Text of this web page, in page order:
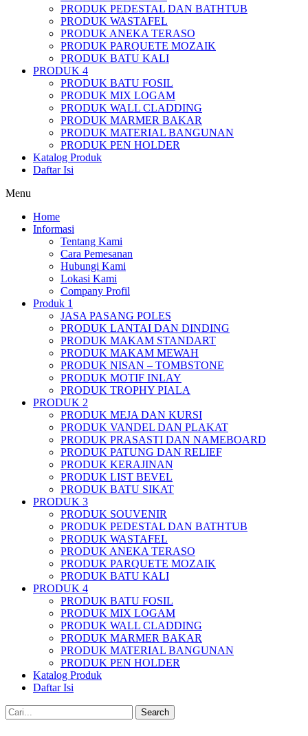
PRODUK PEDESTAL DAN BATHTUB
PRODUK WASTAFEL
PRODUK ANEKA TERASO
PRODUK PARQUETE MOZAIK
PRODUK BATU KALI
PRODUK 4
PRODUK BATU FOSIL
PRODUK MIX LOGAM
PRODUK WALL CLADDING
PRODUK MARMER BAKAR
PRODUK MATERIAL BANGUNAN
PRODUK PEN HOLDER
Katalog Produk
Daftar Isi
Menu
Home
Informasi
Tentang Kami
Cara Pemesanan
Hubungi Kami
Lokasi Kami
Company Profil
Produk 1
JASA PASANG POLES
PRODUK LANTAI DAN DINDING
PRODUK MAKAM STANDART
PRODUK MAKAM MEWAH
PRODUK NISAN – TOMBSTONE
PRODUK MOTIF INLAY
PRODUK TROPHY PIALA
PRODUK 2
PRODUK MEJA DAN KURSI
PRODUK VANDEL DAN PLAKAT
PRODUK PRASASTI DAN NAMEBOARD
PRODUK PATUNG DAN RELIEF
PRODUK KERAJINAN
PRODUK LIST BEVEL
PRODUK BATU SIKAT
PRODUK 3
PRODUK SOUVENIR
PRODUK PEDESTAL DAN BATHTUB
PRODUK WASTAFEL
PRODUK ANEKA TERASO
PRODUK PARQUETE MOZAIK
PRODUK BATU KALI
PRODUK 4
PRODUK BATU FOSIL
PRODUK MIX LOGAM
PRODUK WALL CLADDING
PRODUK MARMER BAKAR
PRODUK MATERIAL BANGUNAN
PRODUK PEN HOLDER
Katalog Produk
Daftar Isi
Search